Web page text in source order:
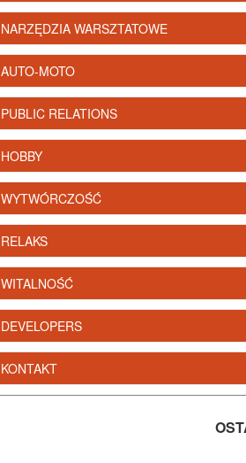
NARZĘDZIA WARSZTATOWE
AUTO-MOTO
PUBLIC RELATIONS
HOBBY
WYTWÓRCZOŚĆ
RELAKS
WITALNOŚĆ
DEVELOPERS
KONTAKT